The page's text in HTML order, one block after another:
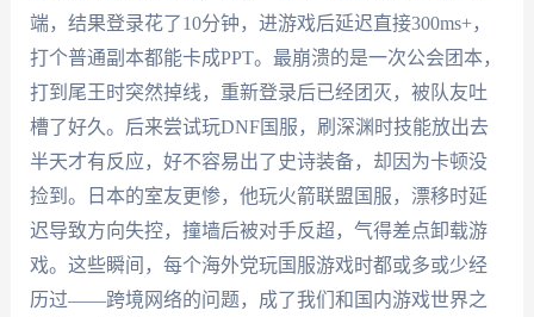
端，结果登录花了10分钟，进游戏后延迟直接300ms+，
打个普通副本都能卡成PPT。最崩溃的是一次公会团本，
打到尾王时突然掉线，重新登录后已经团灭，被队友吐
槽了好久。后来尝试玩DNF国服，刷深渊时技能放出去
半天才有反应，好不容易出了史诗装备，却因为卡顿没
捡到。日本的室友更惨，他玩火箭联盟国服，漂移时延
迟导致方向失控，撞墙后被对手反超，气得差点卸载游
戏。这些瞬间，每个海外党玩国服游戏时都或多或少经
历过——跨境网络的问题，成了我们和国内游戏世界之